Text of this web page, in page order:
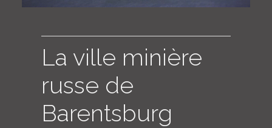
LOGIN
La ville minière
russe de
Barentsburg